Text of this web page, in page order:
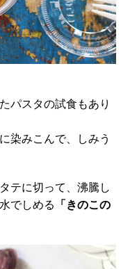
パスタの試食もあり
染みこんで、しみう
テに切って、沸騰し
でしめる 「きのこの